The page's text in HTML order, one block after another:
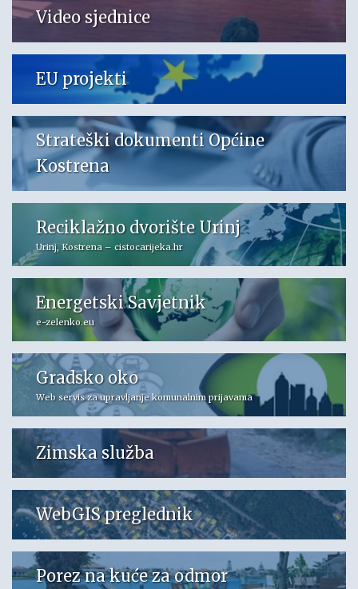
Video sjednice
EU projekti
Strateški dokumenti Općine
Kostrena
Reciklažno dvorište Urinj
Urinj, Kostrena – cistocarijeka.hr
Energetski Savjetnik
e-zelenko.eu
Gradsko oko
Web servis za upravljanje komunalnim prijavama
Zimska služba
WebGIS preglednik
Porez na kuće za odmor